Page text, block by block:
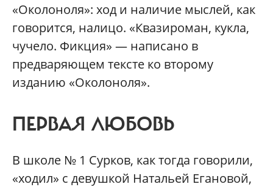
«Околоноля»: ход и наличие мыслей, как
говорится, налицо. «Квазироман, кукла,
чучело. Фикция» — написано в
предваряющем тексте ко второму
изданию «Околоноля».
ПЕРВАЯ ЛЮБОВЬ
В школе № 1 Сурков, как тогда говорили,
«ходил» с девушкой Натальей Егановой,